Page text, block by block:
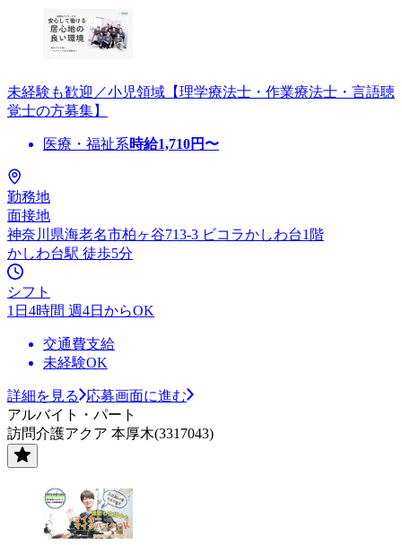
未経験も歓迎／小児領域【理学療法士・作業療法士・言語聴
覚士の方募集】
医療・福祉系時給1,710円〜
勤務地
面接地
神奈川県海老名市柏ヶ谷713-3 ビコラかしわ台1階
かしわ台駅 徒歩5分
シフト
1日4時間 週4日からOK
交通費支給
未経験OK
詳細を見る
応募画面に進む
アルバイト・パート
訪問介護アクア 本厚木(3317043)